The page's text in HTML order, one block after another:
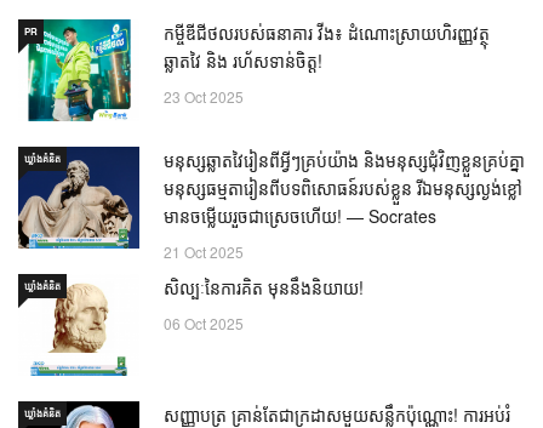
PR
កម្ចីឌីជីថលរបស់ធនាគារ វីង៖ ដំណោះស្រាយហិរញ្ញវត្ថុ
ឆ្លាតវៃ និង រហ័សទាន់ចិត្ត!
23 Oct 2025
ឃ្លាំង​គំនិត
មនុស្សឆ្លាតវៃរៀនពីអ្វីៗគ្រប់យ៉ាង និងមនុស្សជុំវិញខ្លួនគ្រប់គ្នា
មនុស្សធម្មតារៀនពីបទពិសោធន៍របស់ខ្លួន រីឯមនុស្សល្ងង់ខ្លៅ
មានចម្លើយរួចជាស្រេចហើយ! — Socrates
21 Oct 2025
ឃ្លាំង​គំនិត សិល្បៈនៃការគិត មុននឹងនិយាយ!
06 Oct 2025
ឃ្លាំង​គំនិត
សញ្ញាបត្រ គ្រាន់តែជាក្រដាសមួយសន្លឹកប៉ុណ្ណោះ! ការអប់រំ